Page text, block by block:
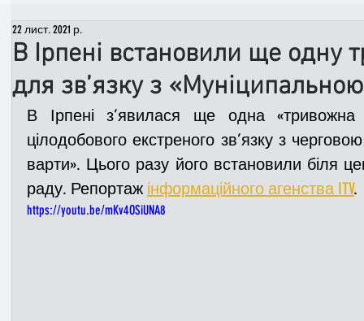
День народження
Спільні заходи Надзвичайні заходи
Медицина Новини ДТП
В Ірпені встановили ще одну
для зв’язку з
22 лист. 2021 р.
В Ірпені з’явилася ще одна
цілодобового екстреного зв’язку з
варти». Цього разу його встановили біля
раду. Репортаж інформаційного агенства ITV.
https://youtu.be/mKv4OSiUNA8